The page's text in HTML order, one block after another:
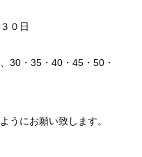
０日
30・35・40・45・50・
うにお願い致します。